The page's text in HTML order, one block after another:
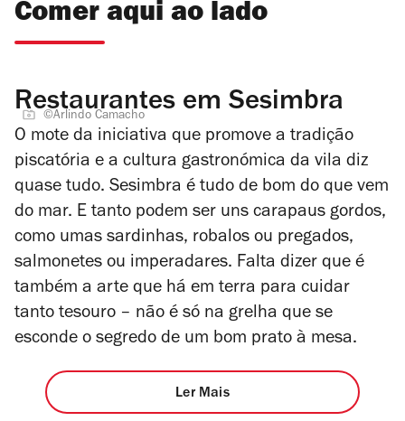
Comer aqui ao lado
Restaurantes em Sesimbra
©Arlindo Camacho
O mote da iniciativa que promove a tradição
piscatória e a cultura gastronómica da vila diz
quase tudo. Sesimbra é tudo de bom do que vem
do mar. E tanto podem ser uns carapaus gordos,
como umas sardinhas, robalos ou pregados,
salmonetes ou imperadares. Falta dizer que é
também a arte que há em terra para cuidar
tanto tesouro – não é só na grelha que se
esconde o segredo de um bom prato à mesa.
Ler Mais